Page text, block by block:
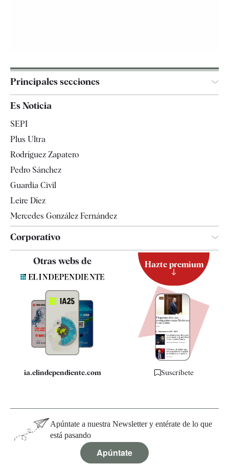
Principales secciones
España
Televisión
Es Noticia
SEPI
Plus Ultra
Rodríguez Zapatero
Pedro Sánchez
Guardia Civil
Leire Díez
Mercedes González Fernández
Corporativo
Contacto
Quiénes somos
Especificaciones
Otras webs de
ia.elindependiente.com
Hazte premium
Suscríbete
Apúntate a nuestra Newsletter y entérate de lo que
está pasando
Apúntate